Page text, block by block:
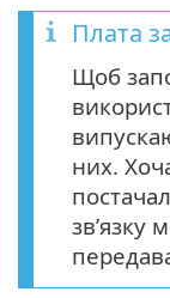
Плата
Щоб
них.
зв’язку